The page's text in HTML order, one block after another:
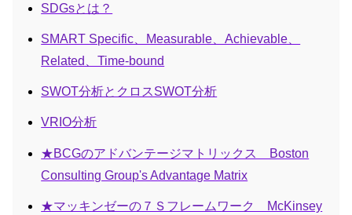
SDGsとは？
SMART Specific、Measurable、Achievable、
Related、Time-bound
SWOT分析とクロスSWOT分析
VRIO分析
★BCGのアドバンテージマトリックス Boston
Consulting Group's Advantage Matrix
★マッキンゼーの７Ｓフレームワーク McKinsey